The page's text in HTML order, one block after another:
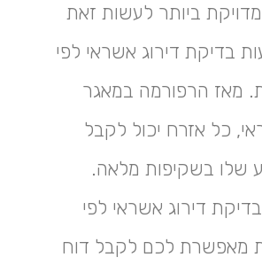
ביותר לעשות זאת
בדיקת דירוג אשראי לפי
מאז הרפורמה במאגר
כל אזרח יכול לקבל
שלו בשקיפות מלאה.
דירוג אשראי לפי
מאפשרת לכם לקבל דוח